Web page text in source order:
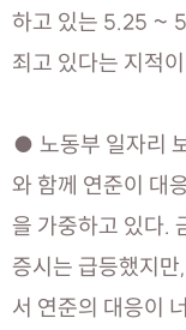
하고 있는 5.25 ~
죄고 있다는 지적
● 노동부 일자리
와 함께 연준이 대
을 가중하고 있다.
증시는 급등했지만
서 연준의 대응이